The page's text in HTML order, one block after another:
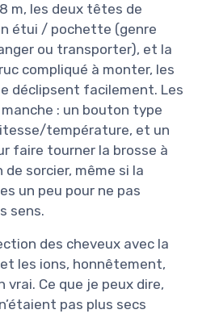
m, les deux têtes de
étui / pochette (genre
ou transporter), et la
compliqué à monter, les
déclipsent facilement. Les
: un bouton type
température, et un
faire tourner la brosse à
sorcier, même si la
un peu pour ne pas
sens.
des cheveux avec la
et les ions, honnêtement,
vrai. Ce que je peux dire,
pas plus secs